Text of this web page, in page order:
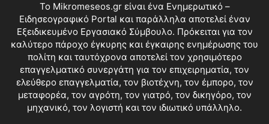
Το Mikromeseos.gr είναι ένα Ενημερωτικό –
Ειδησεογραφικό Portal και παράλληλα αποτελεί έναν
Εξειδικευμένο Εργασιακό Σύμβουλο. Πρόκειται για τον
καλύτερο πάροχο έγκυρης και έγκαιρης ενημέρωσης του
πολίτη και ταυτόχρονα αποτελεί τον χρησιμότερο
επαγγελματικό συνεργάτη για τον επιχειρηματία, τον
ελεύθερο επαγγελματία, τον βιοτέχνη, τον έμπορο, τον
μεταφορέα, τον αγρότη, τον γιατρό, τον δικηγόρο, τον
μηχανικό, τον λογιστή και τον ιδιωτικό υπάλληλο.